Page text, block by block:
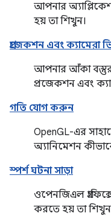
আপনার
হয় তা শিখুন।
প্রজেকশন এবং ক্যামেরা
আপনার আঁকা বস্তুর
প্রজেকশন এবং
গতি যোগ করুন
OpenGL-এর
অ্যানিমেশন
স্পর্শ ঘটনা সাড়া
ওপেনজিএল
করতে হয় তা